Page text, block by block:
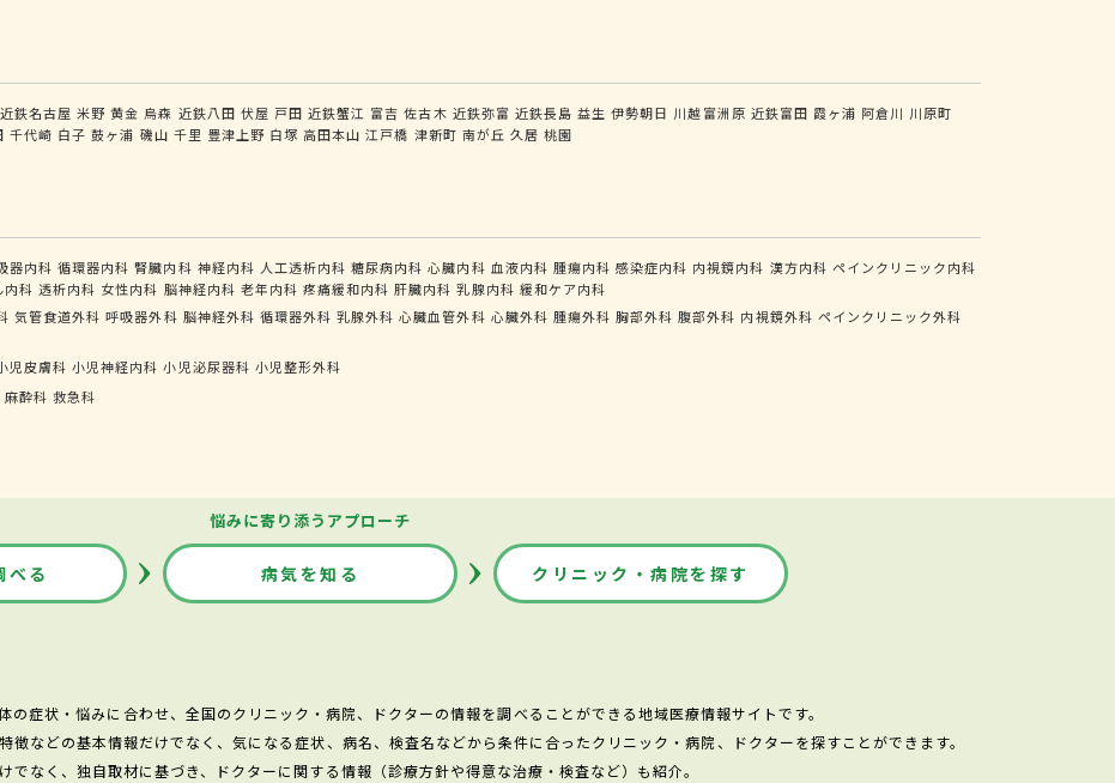
近鉄名古屋 米野 黄金 烏森 近鉄八田 伏屋 戸田 近鉄蟹江 富吉 佐古木 近鉄弥富 近鉄長島 益生 伊勢朝日 川越富洲原 近鉄富田 霞ヶ浦 阿倉川 川原町
千代崎 白子 鼓ヶ浦 磯山 千里 豊津上野 白塚 高田本山 江戸橋 津新町 南が丘 久居 桃園
器内科 循環器内科 腎臓内科 神経内科 人工透析内科 糖尿病内科 心臓内科 血液内科 腫瘍内科 感染症内科 内視鏡内科 漢方内科 ペインクリニック内科
内科 透析内科 女性内科 脳神経内科 老年内科 疼痛緩和内科 肝臓内科 乳腺内科 緩和ケア内科
気管食道外科 呼吸器外科 脳神経外科 循環器外科 乳腺外科 心臓血管外科 心臓外科 腫瘍外科 胸部外科 腹部外科 内視鏡外科 ペインクリニック外科
児皮膚科 小児神経内科 小児泌尿器科 小児整形外科
麻酔科 救急科
悩みに寄り添うアプローチ
べる 病気を知る クリニック・病院を探す
の症状・悩みに合わせ、全国のクリニック・病院、ドクターの情報を調べることができる地域医療情報サイトです。
などの基本情報だけでなく、気になる症状、病名、検査名などから条件に合ったクリニック・病院、ドクターを探すことができます。
でなく、独自取材に基づき、ドクターに関する情報（診療方針や得意な治療・検査など）も紹介。